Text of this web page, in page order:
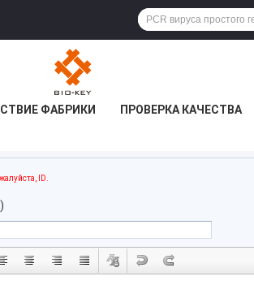
ФАБРИКИ ПРОВЕРКА КАЧЕСТВА
ID.
)